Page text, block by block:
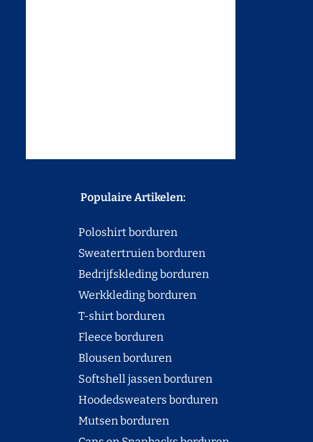
Populaire Artikelen:
Poloshirt borduren
Sweatertruien borduren
Bedrijfskleding borduren
Werkkleding borduren
T-shirt borduren
Fleece borduren
Blousen borduren
Softshell jassen borduren
Hoodedsweaters borduren
Mutsen borduren